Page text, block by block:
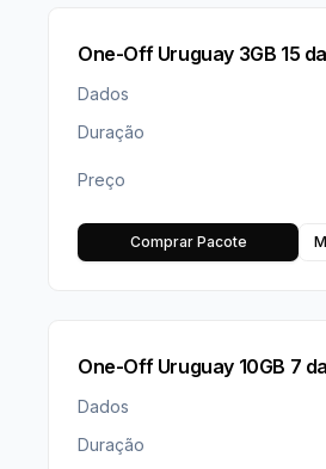
One-Off Uruguay 3GB 15
Dados
Duração
Preço
Comprar Pacote
One-Off Uruguay 10GB 7
Dados
Duração